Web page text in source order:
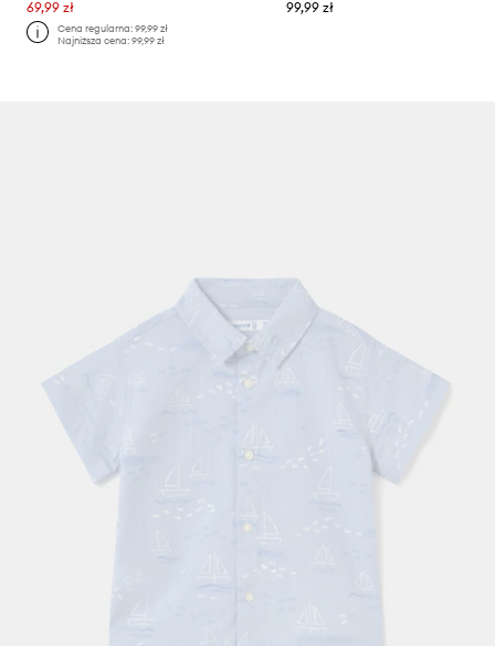
69,99 zł
Cena regularna:99,99 zł
Najniższa cena:99,99 zł
99,99 zł